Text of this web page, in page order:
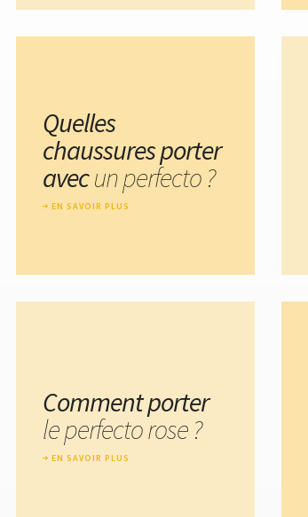
Quelles
chaussures porter
avecun perfecto ?
EN SAVOIR PLUS
Comment porter
le perfecto rose ?
EN SAVOIR PLUS